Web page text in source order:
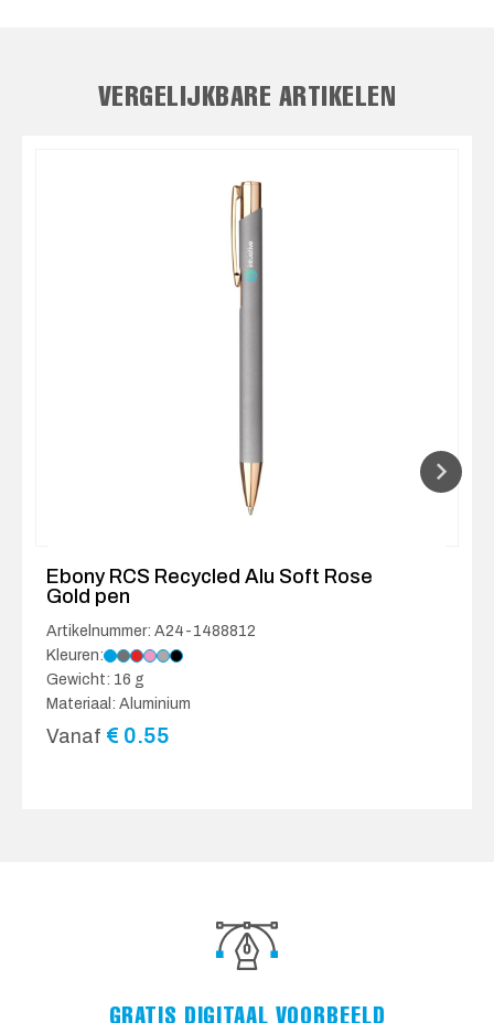
VERGELIJKBARE ARTIKELEN
Ebony RCS Recycled Alu Soft Rose
Gold pen
Artikelnummer: A24-1488812
Kleuren:
Gewicht: 16 g
Materiaal: Aluminium
Vanaf € 0.55
GRATIS DIGITAAL VOORBEELD